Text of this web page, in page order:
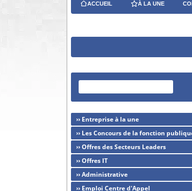
ACCUEIL À LA UNE
›› Entreprise à la une
›› Les Concours de la fonction
›› Offres des Secteurs Leaders
›› Offres IT
›› Administrative
›› Emploi Centre d'Appel